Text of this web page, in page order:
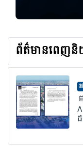
ព័ត៌មានពេញ